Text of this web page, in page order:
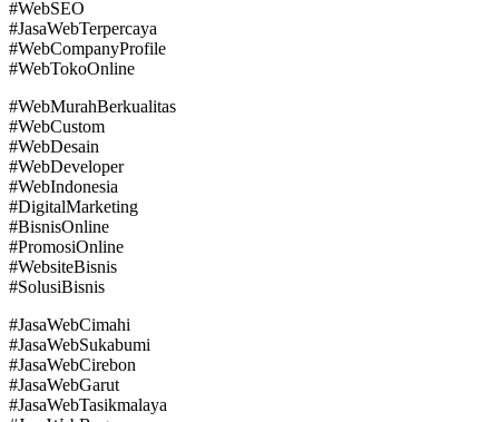
#WebSEO
#JasaWebTerpercaya
#WebCompanyProfile
#WebTokoOnline
#WebMurahBerkualitas
#WebCustom
#WebDesain
#WebDeveloper
#WebIndonesia
#DigitalMarketing
#BisnisOnline
#PromosiOnline
#WebsiteBisnis
#SolusiBisnis
#JasaWebCimahi
#JasaWebSukabumi
#JasaWebCirebon
#JasaWebGarut
#JasaWebTasikmalaya